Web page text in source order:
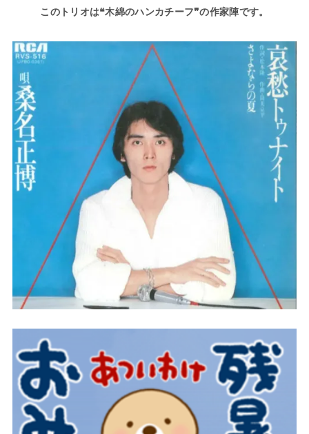
このトリオは❝木綿のハンカチーフ❞の作家陣です。